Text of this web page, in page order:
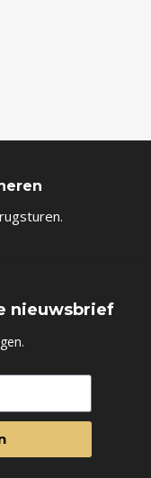
nieuwsbrief